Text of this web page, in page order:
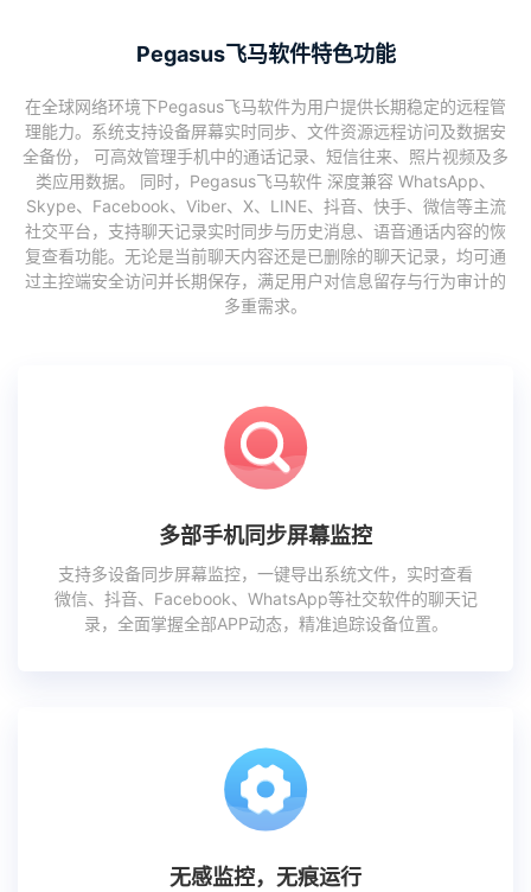
Pegasus飞马软件特色功能
在全球网络环境下Pegasus飞马软件为用户提供长期稳定的远程管
理能力。系统支持设备屏幕实时同步、文件资源远程访问及数据安
全备份， 可高效管理手机中的通话记录、短信往来、照片视频及多
类应用数据。 同时，Pegasus飞马软件 深度兼容 WhatsApp、
Skype、Facebook、Viber、X、LINE、抖音、快手、微信等主流
社交平台，支持聊天记录实时同步与历史消息、语音通话内容的恢
复查看功能。无论是当前聊天内容还是已删除的聊天记录，均可通
过主控端安全访问并长期保存，满足用户对信息留存与行为审计的
多重需求。
多部手机同步屏幕监控
支持多设备同步屏幕监控，一键导出系统文件，实时查看
微信、抖音、Facebook、WhatsApp等社交软件的聊天记
录，全面掌握全部APP动态，精准追踪设备位置。
无感监控，无痕运行